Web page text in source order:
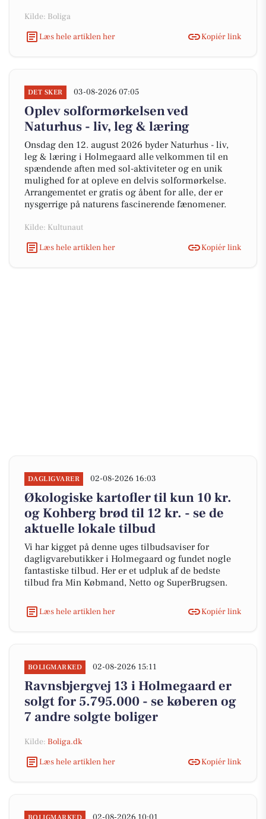
Kilde: Boliga
Læs hele artiklen her
Kopiér link
DET SKER 03-08-2026 07:05
Oplev solformørkelsen ved
Naturhus - liv, leg & læring
Onsdag den 12. august 2026 byder Naturhus - liv,
leg & læring i Holmegaard alle velkommen til en
spændende aften med sol-aktiviteter og en unik
mulighed for at opleve en delvis solformørkelse.
Arrangementet er gratis og åbent for alle, der er
nysgerrige på naturens fascinerende fænomener.
Kilde: Kultunaut
Læs hele artiklen her
Kopiér link
DAGLIGVARER 02-08-2026 16:03
Økologiske kartofler til kun 10 kr.
og Kohberg brød til 12 kr. - se de
aktuelle lokale tilbud
Vi har kigget på denne uges tilbudsaviser for
dagligvarebutikker i Holmegaard og fundet nogle
fantastiske tilbud. Her er et udpluk af de bedste
tilbud fra Min Købmand, Netto og SuperBrugsen.
Læs hele artiklen her Kopiér link
BOLIGMARKED 02-08-2026 15:11
Ravnsbjergvej 13 i Holmegaard er
solgt for 5.795.000 - se køberen og
7 andre solgte boliger
Kilde: Boliga.dk
Læs hele artiklen her
Kopiér link